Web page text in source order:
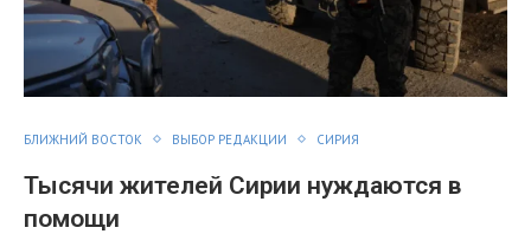
БЛИЖНИЙ ВОСТОК ВЫБОР РЕДАКЦИИ СИРИЯ
Тысячи жителей Сирии нуждаются в
помощи